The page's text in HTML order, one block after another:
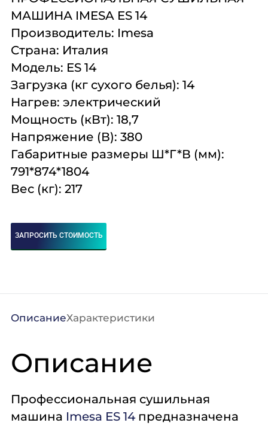
Комплексное
оснащение
Подробнее
Поставка
аксессуаров и
запасных частей
Подробнее
Оборудование
профессиональной
кухни
Подробнее
МАШИНА IMESA ES 14
Производитель: Imesa
Страна: Италия
Модель: ES 14
Загрузка (кг сухого белья): 14
Нагрев: электрический
Мощность (кВт): 18,7
Напряжение (В): 380
Габаритные размеры Ш*Г*В (мм):
791*874*1804
Вес (кг): 217
ЗАПРОСИТЬ СТОИМОСТЬ
ОписаниеХарактеристики
Описание
Профессиональная сушильная
машина Imesa ES 14 предназначена